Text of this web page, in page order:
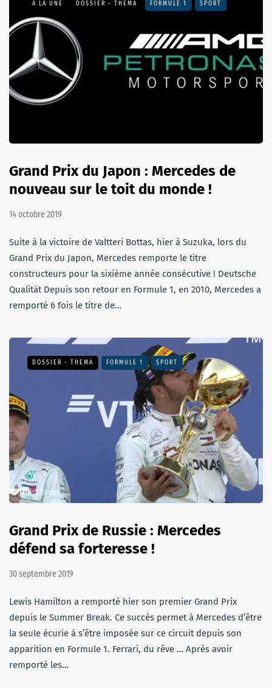
A LA UNE DOSSIER - THEMA FORMULE 1 SPORT
Grand Prix du Japon : Mercedes de
nouveau sur le toit du monde !
14 octobre 2019
Suite à la victoire de Valtteri Bottas, hier à Suzuka, lors du
Grand Prix du Japon, Mercedes remporte le titre
constructeurs pour la sixième année consécutive ! Deutsche
Qualität Depuis son retour en Formule 1, en 2010, Mercedes a
remporté 6 fois le titre de…
DOSSIER - THEMA FORMULE 1 SPORT
Grand Prix de Russie : Mercedes
défend sa forteresse !
30 septembre 2019
Lewis Hamilton a remporté hier son premier Grand Prix
depuis le Summer Break. Ce succès permet à Mercedes d’être
la seule écurie à s’être imposée sur ce circuit depuis son
apparition en Formule 1. Ferrari, du rêve … Après avoir
remporté les…